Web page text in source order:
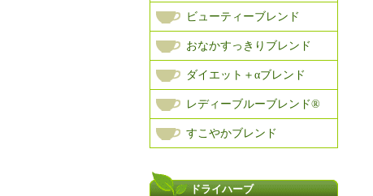
ビューティーブレンド
おなかすっきりブレンド
ダイエット＋αブレンド
レディーブルーブレンド®
すこやかブレンド
ドライハーブ